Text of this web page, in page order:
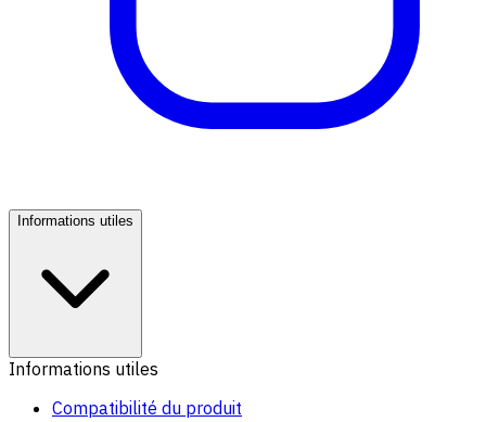
Informations utiles
Informations utiles
Compatibilité du produit